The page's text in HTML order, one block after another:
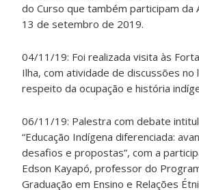
do Curso que também participam da
13 de setembro de 2019.
04/11/19: Foi realizada visita às
Ilha, com atividade de discussões no
respeito da ocupação e história
06/11/19: Palestra com debate
“Educação Indígena diferenciada:
desafios e propostas”, com a
Edson Kayapó, professor do
Graduação em Ensino e Relações